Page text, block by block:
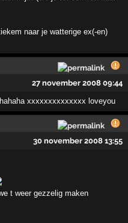
naar je watterige ex(-en)
27 november 2008 09:44
xxxxxxxxxxxxxx loveyou
30 november 2008 13:55
t weer gezzelig maken